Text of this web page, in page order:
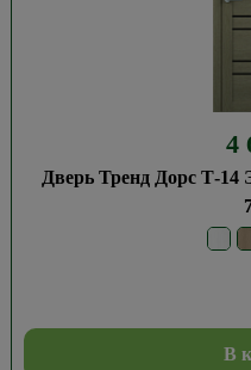
4
Дверь Тренд Дорс Т-14
В